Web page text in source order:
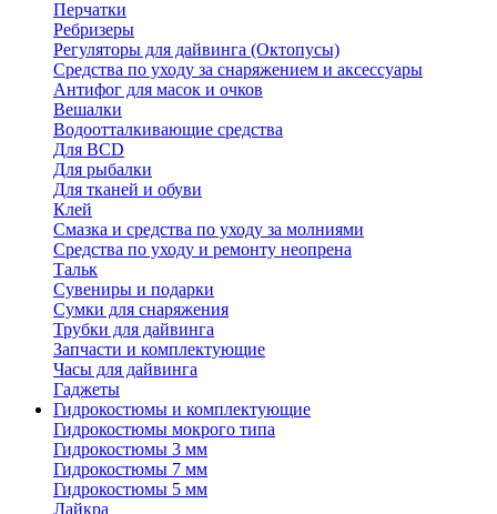
Перчатки
Ребризеры
Регуляторы для дайвинга (Октопусы)
Средства по уходу за снаряжением и аксессуары
Антифог для масок и очков
Вешалки
Водоотталкивающие средства
Для BCD
Для рыбалки
Для тканей и обуви
Клей
Смазка и средства по уходу за молниями
Средства по уходу и ремонту неопрена
Тальк
Сувениры и подарки
Сумки для снаряжения
Трубки для дайвинга
Запчасти и комплектующие
Часы для дайвинга
Гаджеты
Гидрокостюмы и комплектующие
Гидрокостюмы мокрого типа
Гидрокостюмы 3 мм
Гидрокостюмы 7 мм
Гидрокостюмы 5 мм
Лайкра